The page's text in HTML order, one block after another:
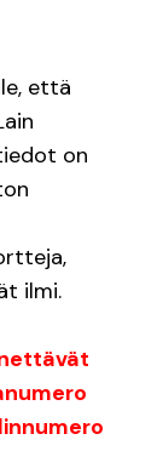
että
on
ilmi.